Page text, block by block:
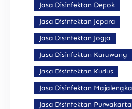
Jasa Disinfektan Depok
Jasa Disinfektan Jepara
Jasa Disinfektan Jogja
Jasa Disinfektan Karawang
Jasa Disinfektan Kudus
Jasa Disinfektan Majalengka
Jasa Disinfektan Purwakarta